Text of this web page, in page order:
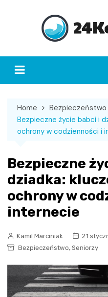
Home
Bezpieczeństwo
Bezpieczne życie babci i
ochrony w codzienności i
Bezpieczne
dziadka:
ochrony w
internecie
Kamil Marciniak
21
Bezpieczeństwo, Seniorzy